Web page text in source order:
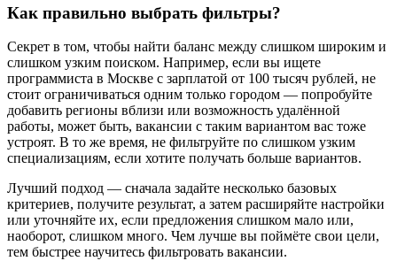
Как правильно выбрать фильтры?
Секрет в том, чтобы найти баланс между слишком широким и
слишком узким поиском. Например, если вы ищете
программиста в Москве с зарплатой от 100 тысяч рублей, не
стоит ограничиваться одним только городом — попробуйте
добавить регионы вблизи или возможность удалённой
работы, может быть, вакансии с таким вариантом вас тоже
устроят. В то же время, не фильтруйте по слишком узким
специализациям, если хотите получать больше вариантов.
Лучший подход — сначала задайте несколько базовых
критериев, получите результат, а затем расширяйте настройки
или уточняйте их, если предложения слишком мало или,
наоборот, слишком много. Чем лучше вы поймёте свои цели,
тем быстрее научитесь фильтровать вакансии.